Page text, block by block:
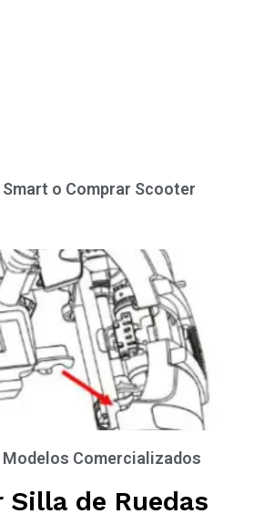
o Comprar Scooter
Comercializados
Silla de Ruedas